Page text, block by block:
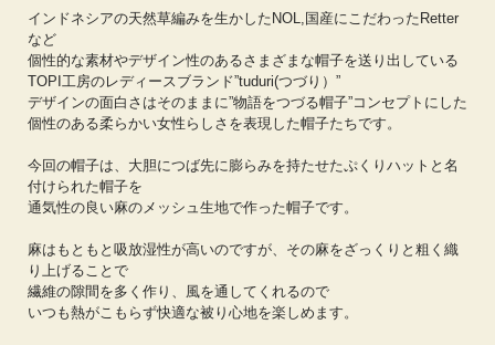
インドネシアの天然草編みを生かしたNOL,国産にこだわったRetter
など
個性的な素材やデザイン性のあるさまざまな帽子を送り出している
TOPI工房のレディースブランド”tuduri(つづり）”
デザインの面白さはそのままに”物語をつづる帽子”コンセプトにした
個性のある柔らかい女性らしさを表現した帽子たちです。
今回の帽子は、大胆につば先に膨らみを持たせたぷくりハットと名
付けられた帽子を
通気性の良い麻のメッシュ生地で作った帽子です。
麻はもともと吸放湿性が高いのですが、その麻をざっくりと粗く織
り上げることで
繊維の隙間を多く作り、風を通してくれるので
いつも熱がこもらず快適な被り心地を楽しめます。